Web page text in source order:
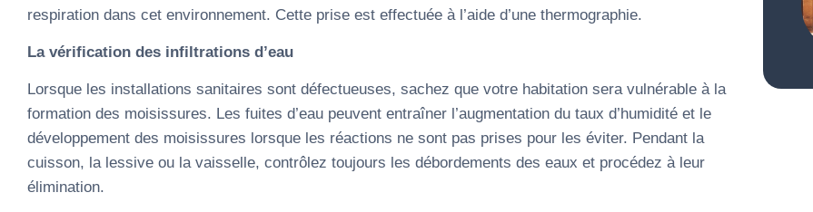
respiration dans cet environnement. Cette prise est effectuée à l’aide d’une thermographie.
La vérification des infiltrations d’eau
Lorsque les installations sanitaires sont défectueuses, sachez que votre habitation sera vulnérable à la
formation des moisissures. Les fuites d’eau peuvent entraîner l’augmentation du taux d’humidité et le
développement des moisissures lorsque les réactions ne sont pas prises pour les éviter. Pendant la
cuisson, la lessive ou la vaisselle, contrôlez toujours les débordements des eaux et procédez à leur
élimination.